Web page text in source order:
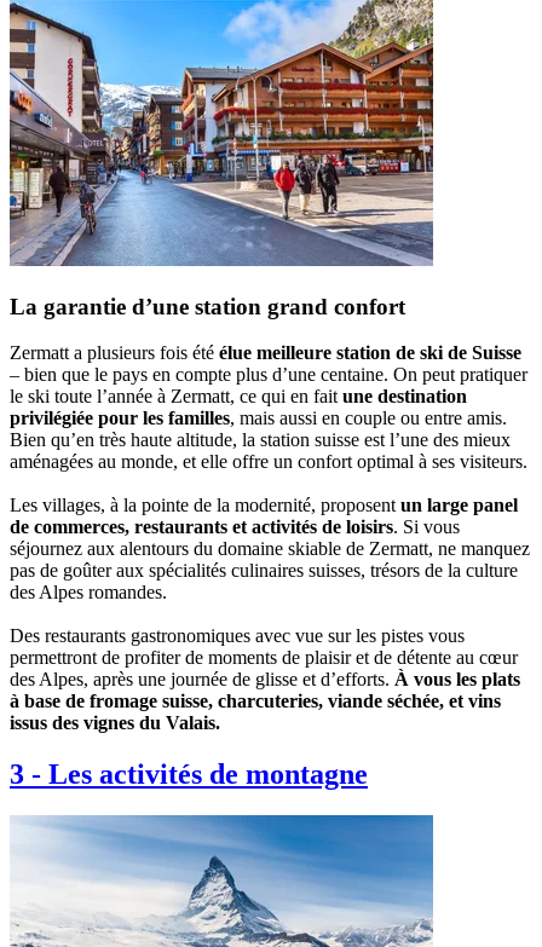
La garantie d’une station grand confort
Zermatt a plusieurs fois été élue meilleure station de ski de Suisse
– bien que le pays en compte plus d’une centaine. On peut pratiquer
le ski toute l’année à Zermatt, ce qui en fait une destination
privilégiée pour les familles, mais aussi en couple ou entre amis.
Bien qu’en très haute altitude, la station suisse est l’une des mieux
aménagées au monde, et elle offre un confort optimal à ses visiteurs.
Les villages, à la pointe de la modernité, proposent un large panel
de commerces, restaurants et activités de loisirs. Si vous
séjournez aux alentours du domaine skiable de Zermatt, ne manquez
pas de goûter aux spécialités culinaires suisses, trésors de la culture
des Alpes romandes.
Des restaurants gastronomiques avec vue sur les pistes vous
permettront de profiter de moments de plaisir et de détente au cœur
des Alpes, après une journée de glisse et d’efforts. À vous les plats
à base de fromage suisse, charcuteries, viande séchée, et vins
issus des vignes du Valais.
3 - Les activités de montagne